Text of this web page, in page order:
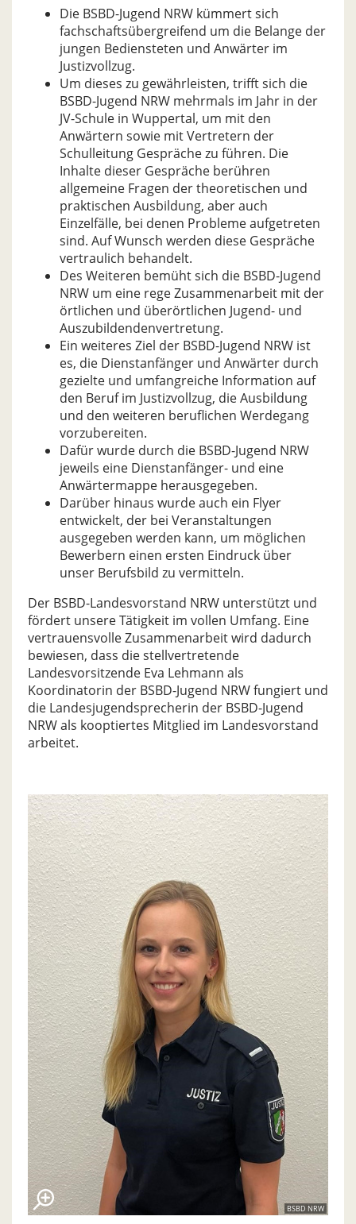
Die BSBD-Jugend NRW kümmert sich
fachschaftsübergreifend um die Belange der
jungen Bediensteten und Anwärter im
Justizvollzug.
Um dieses zu gewährleisten, trifft sich die
BSBD-Jugend NRW mehrmals im Jahr in der
JV-Schule in Wuppertal, um mit den
Anwärtern sowie mit Vertretern der
Schulleitung Gespräche zu führen. Die
Inhalte dieser Gespräche berühren
allgemeine Fragen der theoretischen und
praktischen Ausbildung, aber auch
Einzelfälle, bei denen Probleme aufgetreten
sind. Auf Wunsch werden diese Gespräche
vertraulich behandelt.
Des Weiteren bemüht sich die BSBD-Jugend
NRW um eine rege Zusammenarbeit mit der
örtlichen und überörtlichen Jugend- und
Auszubildendenvertretung.
Ein weiteres Ziel der BSBD-Jugend NRW ist
es, die Dienstanfänger und Anwärter durch
gezielte und umfangreiche Information auf
den Beruf im Justizvollzug, die Ausbildung
und den weiteren beruflichen Werdegang
vorzubereiten.
Dafür wurde durch die BSBD-Jugend NRW
jeweils eine Dienstanfänger- und eine
Anwärtermappe herausgegeben.
Darüber hinaus wurde auch ein Flyer
entwickelt, der bei Veranstaltungen
ausgegeben werden kann, um möglichen
Bewerbern einen ersten Eindruck über
unser Berufsbild zu vermitteln.
Der BSBD-Landesvorstand NRW unterstützt und
fördert unsere Tätigkeit im vollen Umfang. Eine
vertrauensvolle Zusammenarbeit wird dadurch
bewiesen, dass die stellvertretende
Landesvorsitzende Eva Lehmann als
Koordinatorin der BSBD-Jugend NRW fungiert und
die Landesjugendsprecherin der BSBD-Jugend
NRW als kooptiertes Mitglied im Landesvorstand
arbeitet.
BSBD NRW